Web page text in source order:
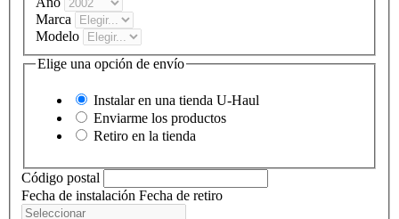
Marca
Modelo
Elige una opción de envío
Instalar en una tienda U-Haul
Enviarme los productos
Retiro en la tienda
Código postal
Fecha de instalación Fecha de retiro